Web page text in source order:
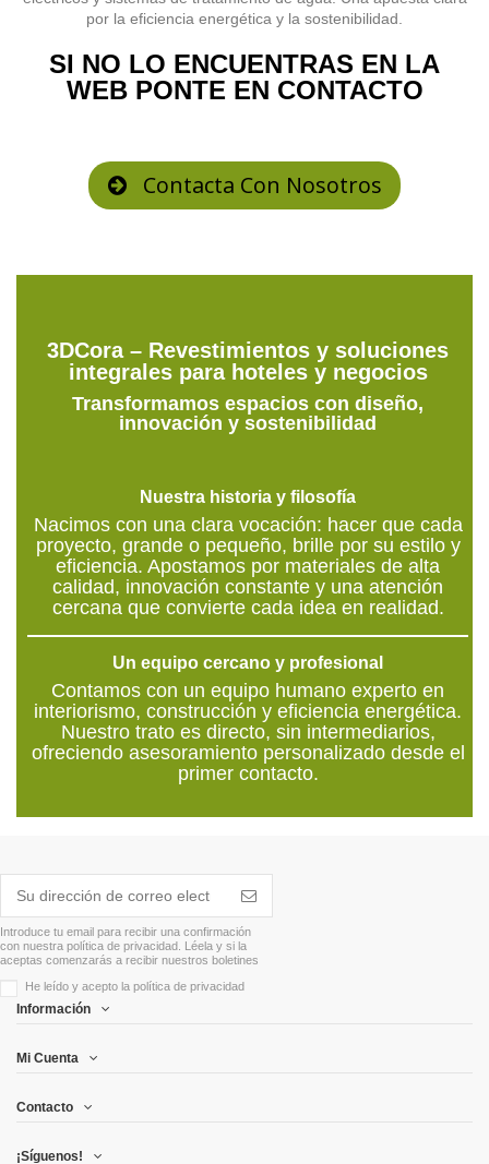
por la eficiencia energética y la sostenibilidad.
SI NO LO ENCUENTRAS EN LA
WEB PONTE EN CONTACTO
Contacta Con Nosotros
3DCora – Revestimientos y soluciones
integrales para hoteles y negocios
Transformamos espacios con diseño,
innovación y sostenibilidad
Nuestra historia y filosofía
Nacimos con una clara vocación: hacer que cada
proyecto, grande o pequeño, brille por su estilo y
eficiencia. Apostamos por materiales de alta
calidad, innovación constante y una atención
cercana que convierte cada idea en realidad.
Un equipo cercano y profesional
Contamos con un equipo humano experto en
interiorismo, construcción y eficiencia energética.
Nuestro trato es directo, sin intermediarios,
ofreciendo asesoramiento personalizado desde el
primer contacto.
Introduce tu email para recibir una confirmación
con nuestra política de privacidad. Léela y si la
aceptas comenzarás a recibir nuestros boletines
He leído y acepto la política de privacidad
Información
Mi Cuenta
Contacto
¡Síguenos!